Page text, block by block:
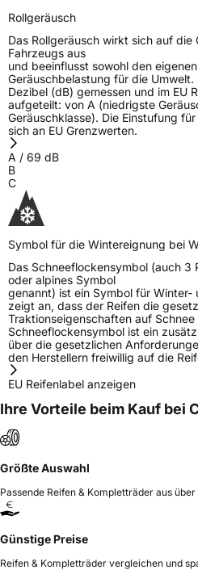
Rollgeräusch
Das Rollgeräusch wirkt sich auf die
Fahrzeugs aus
und beeinflusst sowohl den
Geräuschbelastung für die Umwelt.
Dezibel (dB) gemessen und im EU
aufgeteilt: von A (niedrigste
Geräuschklasse). Die Einstufung
sich an EU Grenzwerten.
A / 69 dB
B
C
Symbol für die Wintereignung bei
Das Schneeflockensymbol (auch 3
oder alpines Symbol
genannt) ist ein Symbol für Winter-
zeigt an, dass der Reifen die
Traktionseigenschaften auf Schnee
Schneeflockensymbol ist ein
über die gesetzlichen
den Herstellern freiwillig auf die
EU Reifenlabel anzeigen
Ihre Vorteile beim Kauf bei
Größte Auswahl
Passende Reifen & Kompletträder aus
Günstige Preise
Reifen & Kompletträder vergleichen und